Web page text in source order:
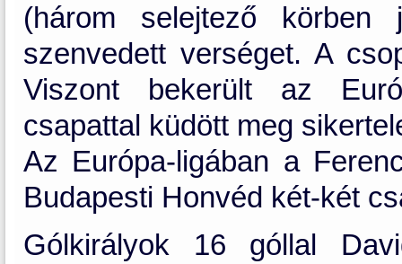
(három selejtező
szenvedett verséget. A
Viszont bekerült az
csapattal küdött meg
Az Európa-ligában a
Budapesti Honvéd két-két
Gólkirályok 16 góllal